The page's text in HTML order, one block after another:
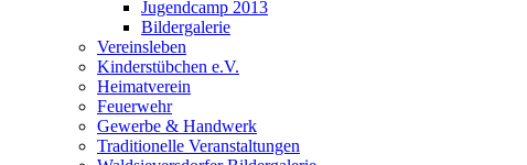
Jugendcamp 2013
Bildergalerie
Vereinsleben
Kinderstübchen e.V.
Heimatverein
Feuerwehr
Gewerbe & Handwerk
Traditionelle Veranstaltungen